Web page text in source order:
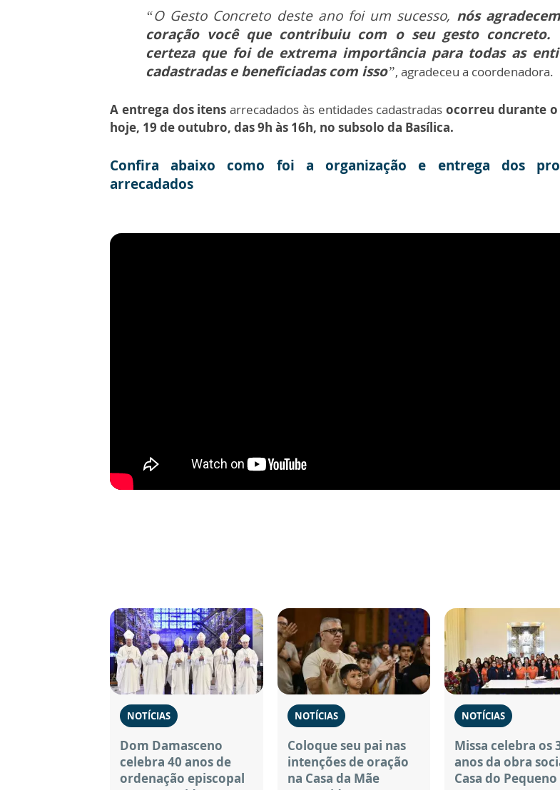
“O Gesto Concreto deste ano foi um sucesso, nós
coração você que contribuiu com o seu gesto concreto.
certeza que foi de extrema importância para todas as
cadastradas e beneficiadas com isso”, agradeceu a coordenadora.
A entrega dos itens arrecadados às entidades cadastradas ocorreu durante o
hoje, 19 de outubro, das 9h às 16h, no subsolo da Basílica.
Confira abaixo como foi a organização e entrega dos
arrecadados
NOTÍCIAS
Dom Damasceno
celebra 40 anos de
ordenação episcopal
NOTÍCIAS
Coloque seu pai nas
intenções de oração
na Casa da Mãe
NOTÍCIAS
Missa celebra os
anos da obra
Casa do Pequeno